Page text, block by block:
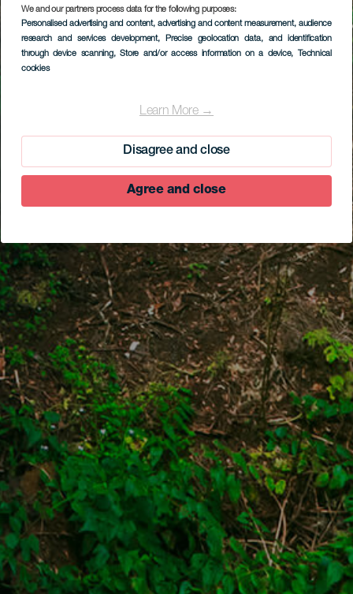
We and our partners process data for the following purposes:
Personalised advertising and content, advertising and content measurement, audience
research and services development, Precise geolocation data, and identification
through device scanning, Store and/or access information on a device, Technical
cookies
Learn More →
Disagree and close
Agree and close